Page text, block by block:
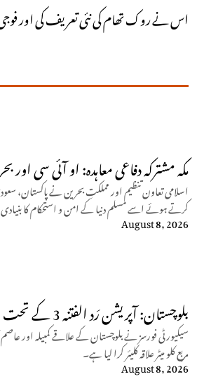
اس نے روک تھام کی نئی تعریف کی اور فوجی
مکہ مشترکہ دفاعی معاہدہ: او آئی سی اور
اسلامی تعاون تنظیم اور مملکتِ بحرین نے پاکستان،
کرتے ہوئے اسے مسلم دنیا کے امن و استحکام کا
August 8, 2026
بلوچستان: آپریشن رَد الفتنہ 3 کے تحت 3 دہشت گرد ہلاک
مربع کلو میٹر علاقہ کلیئر کرا لیا ہے۔
August 8, 2026